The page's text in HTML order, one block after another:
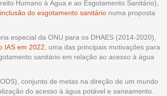
Humano à Água e ao Esgotamento Sanitário),
do esgotamento sanitário numa proposta
especial da ONU para os DHAES (2014-2020),
IAS em 2022, uma das principais motivações para
sanitário em relação ao acesso à água
conjunto de metas na direção de um mundo
do acesso à água potável e saneamento.